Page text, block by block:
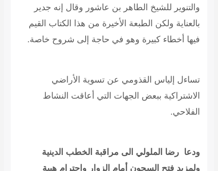
والتنوير للشيخ الطاهر بن عاشور وقال إنه جدير
بالعناية ولكن الطبعة الأخيرة من هذا الكتاب القيم
فيها أخطاء كبيرة وهو في حاجة إلى شروح خاصة.
تساءل إلياس القذومي عن تسوية الأراضي
الاشتراكية ببعض الجهات التي أعاقت النشاط
الفلاحي.
ودعا رضا الملولي الى مراقبة الخطب الدينية
ولمزيد فتح السجون أمام الزوار واحترام هيبة